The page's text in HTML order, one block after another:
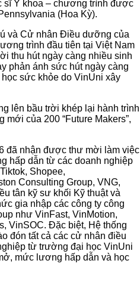
sĩ Y khoa – chương trình được
(Hoa Kỳ).
và Cử nhân Điều dưỡng của
trình đầu tiên tại Việt Nam
thu hút ngày càng nhiều sinh
phản ánh sức hút ngày càng
sức khỏe do VinUni xây
lên bầu trời khép lại hành trình
của 200 “Future Makers”,
đã nhận được thư mời làm việc
hấp dẫn từ các doanh nghiệp
Shopee,
Consulting Group, VNG,
tân kỹ sư khối Kỹ thuật và
gia nhập các công ty công
như VinFast, VinMotion,
VinSOC. Đặc biệt, Hệ thống
đón tất cả các cử nhân điều
từ trường đại học VinUni
mức lương hấp dẫn và học